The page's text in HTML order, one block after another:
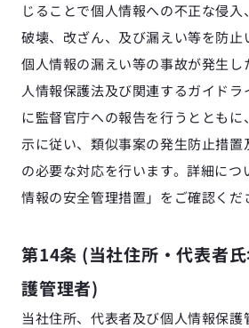
じることで個人情報への不正な侵入
破壊、改ざん、及び漏えい等を防止
個人情報の漏えい等の事故が発生し
人情報保護法及び関連するガイドラ
に監督官庁への報告を行うととも
示に従い、類似事案の発生防止措
の必要な対応を行います。詳細につ
情報の安全管理措置」をご確認くだ
第14条 (当社住所・代表者
護管理者)
当社住所、代表者及び個人情報保